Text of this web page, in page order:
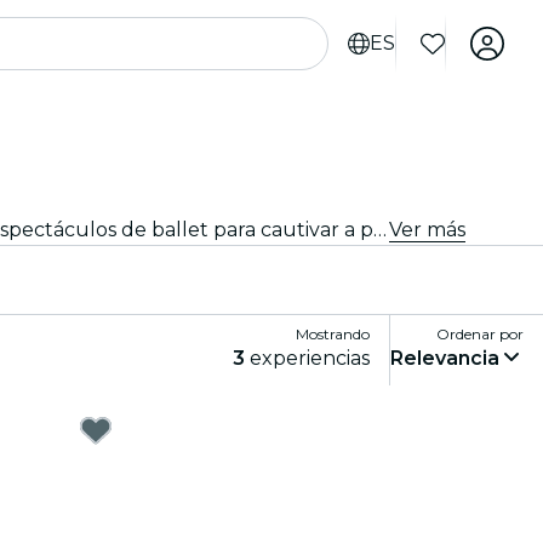
ES
Desde obras maestras emblemáticas hasta nuevas y atrevidas coreografías, Dresde ofrece una variada gama de espectáculos de ballet para cautivar a públicos de todas las edades. Piérdete en los impresionantes movimientos, el asombroso vestuario y la emotiva narrativa que definen esta exquisita forma de arte.Ver más
Mostrando
3 experiencias
Ordenar por
Relevancia